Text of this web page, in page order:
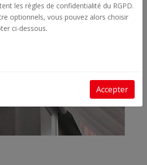
les règles de confidentialité du RGPD.
optionnels, vous pouvez alors choisir
ci-dessous.
Accepter